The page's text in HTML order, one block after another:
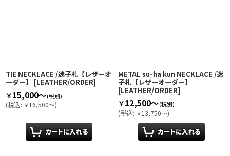
TIE NECKLACE /迷子札【レザーオ
ーダー】
[LEATHER/ORDER]
￥15,000～(税別)
(税込: ￥16,500～)
METAL su-ha kun NECKLACE /迷
子札【レザーオーダー】
[LEATHER/ORDER]
￥12,500～(税別)
(税込: ￥13,750～)